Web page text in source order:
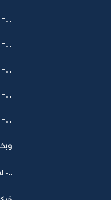
..-
..-